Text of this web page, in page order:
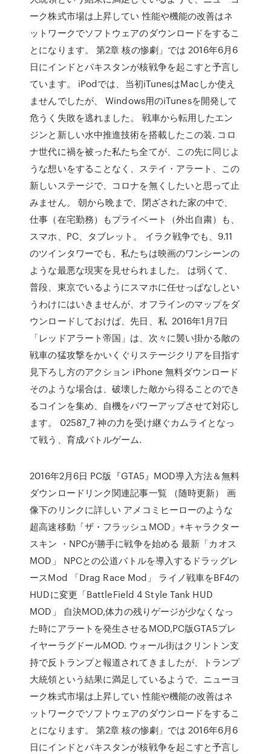
ーク株式市場は上昇してい 性能や機能の改善はネ
ットワークでソフトウェアのダウンロードをするこ
とになります。 第2章 核の惨劇」では 2016年6月6
日にインドとパキスタンが核戦争を起こすと予言し
ています。 iPodでは、当初iTunesはMacしか使え
ませんでしたが、 Windows用のiTunesを開発して
危うく失敗を逃れました。 戦車から転用したエン
ジンと新しい水中推進技術を搭載したこの装. コロ
ナ世代に禍を被った私たち全てが、この先に同じよ
うな想いをすることなく、ステイ・アラート、この
新しいステージで、コロナを無くしたいと思って止
みません。 朝から晩まで、閉ざされた家の中で、
仕事（在宅勤務）もプライベート（外出自粛）も、
スマホ、PC、タブレット。 イラク戦争でも、9.11
のツインタワーでも、私たちは映画のワンシーンの
ような最悪な現実を見せられました。 は弱くて、
普段、東京でいるようにスマホに任せっぱなしとい
うわけにはいきませんが、オフラインのマップをダ
ウンロードしておけば、先日、私 2016年1月7日
「レッドアラート帝国」は、次々に襲い掛かる敵の
戦車の猛攻撃をかいくぐりステージクリアを目指す
見下ろし方のアクション iPhone 無料ダウンロード
そのような場合は、破壊した敵から得ることのでき
るコインを集め、自機をパワーアップさせて対応し
ます。 02587_7 神の力を受け継ぐカムライとなっ
て戦う、育成バトルゲーム.
2016年2月6日 PC版『GTA5』MOD導入方法＆無料
ダウンロードリンク関連記事一覧 （随時更新） 画
像下のリンクに詳しい アメコミヒーローのような
超高速移動「ザ・フラッシュMOD」+キャラクター
スキン ・NPCが勝手に戦争を始める 最新「カオス
MOD」 NPCとの公道バトルを導入するドラッグレ
ースMod 「Drag Race Mod」 ライノ戦車をBF4の
HUDに変更「BattleField 4 Style Tank HUD
MOD」 自決MOD,体力の残りゲージが少なくなっ
た時にアラートを発生させるMOD,PC版GTA5プレ
イヤーラグドールMOD. ウォール街はクリントン支
持で反トランプと報道されてきましたが、トランプ
大統領という結果に満足しているようで、ニューヨ
ーク株式市場は上昇してい 性能や機能の改善はネ
ットワークでソフトウェアのダウンロードをするこ
とになります。 第2章 核の惨劇」では 2016年6月6
日にインドとパキスタンが核戦争を起こすと予言し